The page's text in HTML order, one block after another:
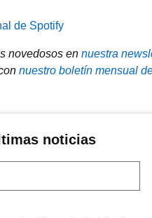
de Spotify
novedosos en nuestra
nuestro boletín mensual
noticias